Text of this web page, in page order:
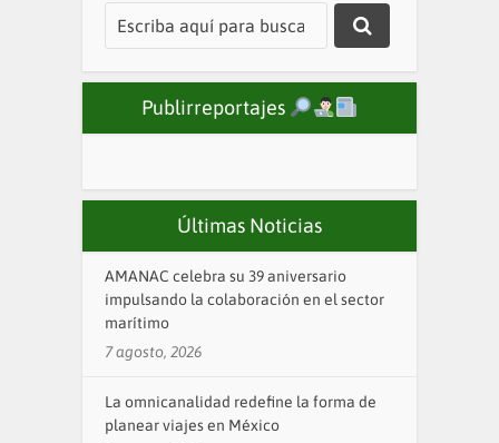
Publirreportajes
Últimas Noticias
AMANAC celebra su 39 aniversario
impulsando la colaboración en el sector
marítimo
7 agosto, 2026
La omnicanalidad redefine la forma de
planear viajes en México